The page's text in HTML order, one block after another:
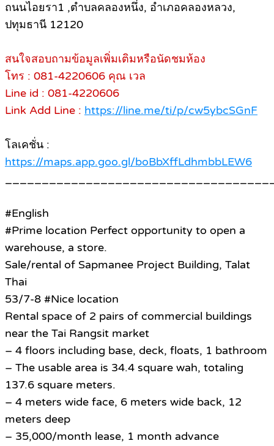
ถนนไอยรา1 ,ตำบลคลองหนึ่ง, อำเภอคลองหลวง,
ปทุมธานี 12120
สนใจสอบถามข้อมูลเพิ่มเติมหรือนัดชมห้อง
โทร : 081-4220606 คุณ เวล
Line id : 081-4220606
Link Add Line : https://line.me/ti/p/cw5ybcSGnF
โลเคชั่น :
https://maps.app.goo.gl/boBbXffLdhmbbLEW6
#English
#Prime location Perfect opportunity to open a
warehouse, a store.
Sale/rental of Sapmanee Project Building, Talat
Thai
53/7-8 #Nice location
Rental space of 2 pairs of commercial buildings
near the Tai Rangsit market
– 4 floors including base, deck, floats, 1 bathroom
– The usable area is 34.4 square wah, totaling
137.6 square meters.
– 4 meters wide face, 6 meters wide back, 12
meters deep
– 35,000/month lease, 1 month advance